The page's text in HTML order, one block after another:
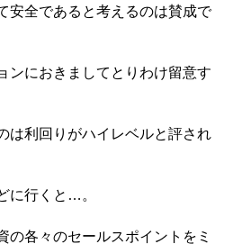
安全であると考えるのは賛成で
ンにおきましてとりわけ留意す
は利回りがハイレベルと評され
に行くと…。
の各々のセールスポイントをミ